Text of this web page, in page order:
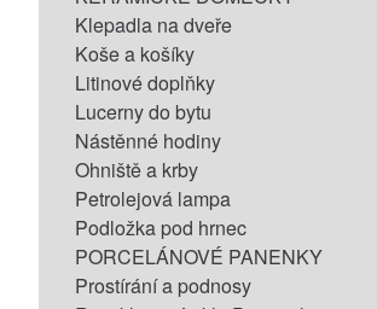
Klepadla na dveře
Koše a košíky
Litinové doplňky
Lucerny do bytu
Nástěnné hodiny
Ohniště a krby
Petrolejová lampa
Podložka pod hrnec
PORCELÁNOVÉ PANENKY
Prostírání a podnosy